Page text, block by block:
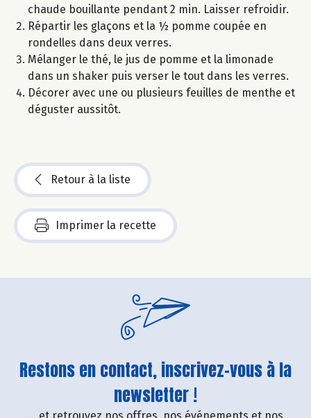
chaude bouillante pendant 2 min. Laisser refroidir.
Répartir les glaçons et la ½ pomme coupée en
rondelles dans deux verres.
Mélanger le thé, le jus de pomme et la limonade
dans un shaker puis verser le tout dans les verres.
Décorer avec une ou plusieurs feuilles de menthe et
déguster aussitôt.
Retour à la liste
Imprimer la recette
Restons en contact, inscrivez-vous à la
newsletter !